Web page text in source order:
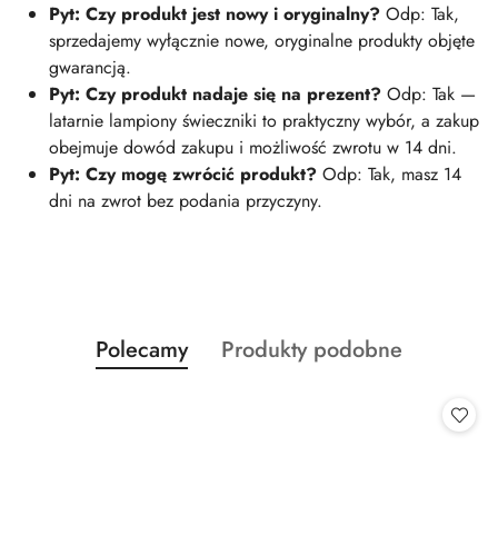
Pyt: Czy produkt jest nowy i oryginalny? Odp: Tak,
sprzedajemy wyłącznie nowe, oryginalne produkty objęte
gwarancją.
Pyt: Czy produkt nadaje się na prezent? Odp: Tak —
latarnie lampiony świeczniki to praktyczny wybór, a zakup
obejmuje dowód zakupu i możliwość zwrotu w 14 dni.
Pyt: Czy mogę zwrócić produkt? Odp: Tak, masz 14
dni na zwrot bez podania przyczyny.
Pomiń karuzelę produktów
Produkty
o
Polecamy
Produkty
Produkty podobne